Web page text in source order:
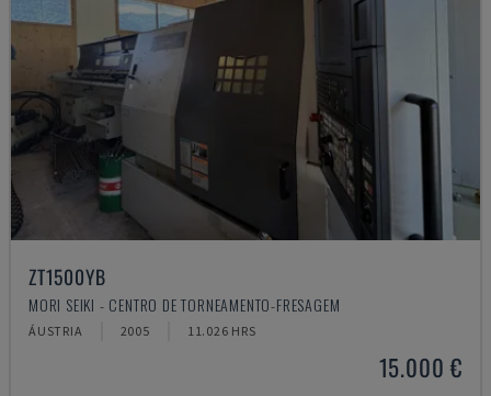
ZT1500YB
MORI SEIKI - CENTRO DE TORNEAMENTO-FRESAGEM
ÁUSTRIA 2005 11.026 HRS
15.000 €